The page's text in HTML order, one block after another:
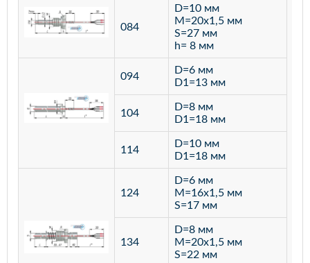
084
D=10 мм
M=20х1,5 мм
S=27 мм
h= 8 мм
094
D=6 мм
D1=13 мм
104
D=8 мм
D1=18 мм
114
D=10 мм
D1=18 мм
124
D=6 мм
M=16х1,5 мм
S=17 мм
134
D=8 мм
M=20х1,5 мм
S=22 мм